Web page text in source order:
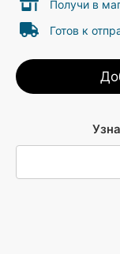
Получи в
Готов к